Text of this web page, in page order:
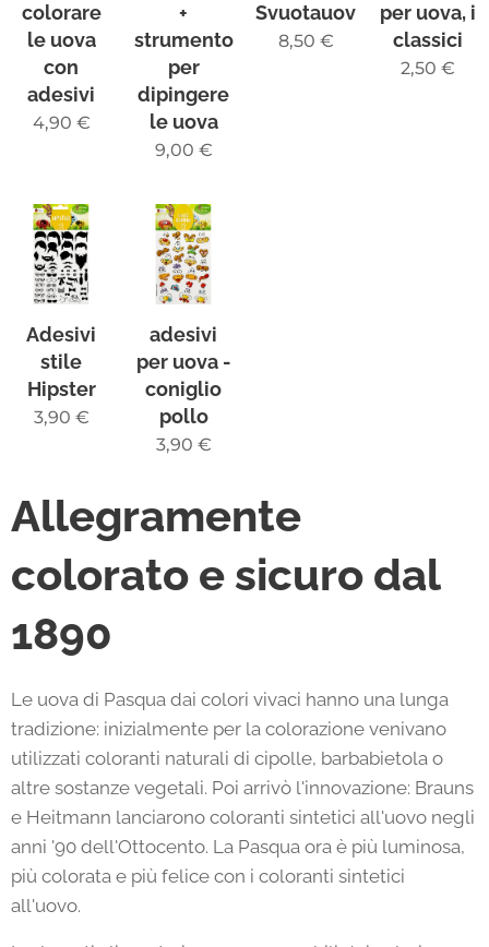
colorare
le uova
con
adesivi
4,90 €
+
strumento
per
dipingere
le uova
9,00 €
Svuotauova!
8,50 €
per uova, i
classici
2,50 €
Adesivi
stile
Hipster
3,90 €
adesivi
per uova -
coniglio
pollo
3,90 €
Allegramente
colorato e sicuro dal
1890
Le uova di Pasqua dai colori vivaci hanno una lunga
tradizione: inizialmente per la colorazione venivano
utilizzati coloranti naturali di cipolle, barbabietola o
altre sostanze vegetali. Poi arrivò l'innovazione: Brauns
e Heitmann lanciarono coloranti sintetici all'uovo negli
anni '90 dell'Ottocento. La Pasqua ora è più luminosa,
più colorata e più felice con i coloranti sintetici
all'uovo.